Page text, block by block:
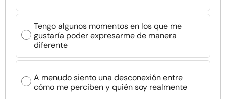
Recursos
Comunidad
Encuentra un terapeuta
Tengo algunos momentos en los que me
gustaría poder expresarme de manera
diferente
A menudo siento una desconexión entre
cómo me perciben y quién soy realmente